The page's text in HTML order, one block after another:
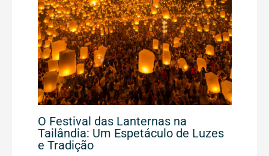
O Festival das Lanternas na
Tailândia: Um Espetáculo de Luzes
e Tradição